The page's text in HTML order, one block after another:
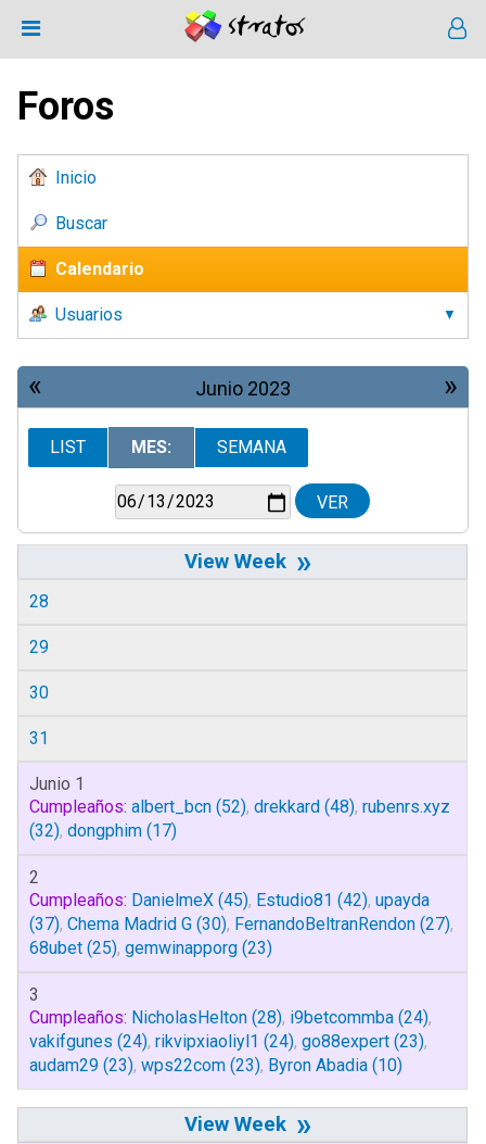
Foros
Inicio
Buscar
Calendario
Usuarios
« »
Junio 2023
LIST MES: SEMANA
»
28
29
30
31
Junio 1
Cumpleaños: albert_bcn (52), drekkard (48), rubenrs.xyz
(32), dongphim (17)
2
Cumpleaños: DanielmeX (45), Estudio81 (42), upayda
(37), Chema Madrid G (30), FernandoBeltranRendon (27),
68ubet (25), gemwinapporg (23)
3
Cumpleaños: NicholasHelton (28), i9betcommba (24),
vakifgunes (24), rikvipxiaoliyl1 (24), go88expert (23),
audam29 (23), wps22com (23), Byron Abadia (10)
»